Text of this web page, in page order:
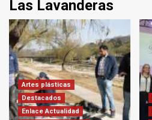
Las Lavanderas
Artes plásticas
Destacados
Enlace Actualidad